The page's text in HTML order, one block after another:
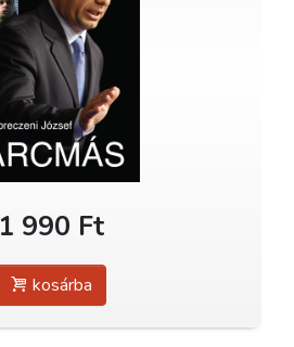
1 990 Ft
kosárba